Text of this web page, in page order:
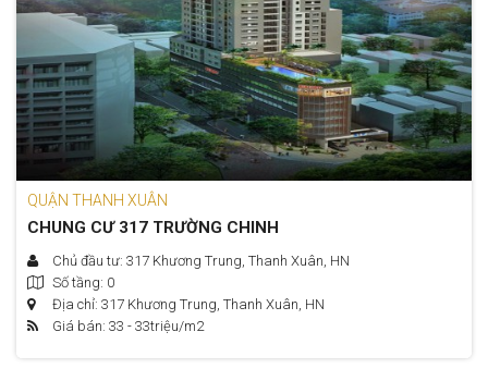
QUẬN THANH XUÂN
CHUNG CƯ 317 TRƯỜNG CHINH
Chủ đầu tư: 317 Khương Trung, Thanh Xuân, HN
Số tầng: 0
Địa chỉ: 317 Khương Trung, Thanh Xuân, HN
Giá bán: 33 - 33triệu/m2